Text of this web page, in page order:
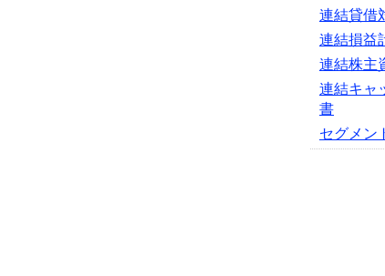
連結貸借
連結損益
連結株主
連結キャ
書
セグメン